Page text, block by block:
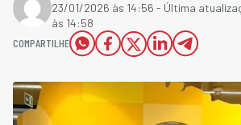
23/01/2026 às 14:56 - Última
às 14:58
COMPARTILHE